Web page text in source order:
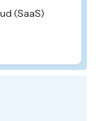
(SaaS)